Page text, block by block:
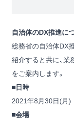
自治体のDX推進に
総務省の自治体DX
紹介すると共に、
をご案内します。
■日時
2021年8月30日(
■会場